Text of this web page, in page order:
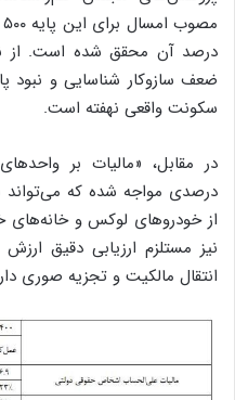
درصد آن محقق شده است. از
ضعف سازوکار شناسایی و نبود
سکونت واقعی نهفته است.
درصدی مواجه شده که
از خودروهای لوکس و خانه‌های
نیز مستلزم ارزیابی دقیق
انتقال مالکیت و تجزیه صوری